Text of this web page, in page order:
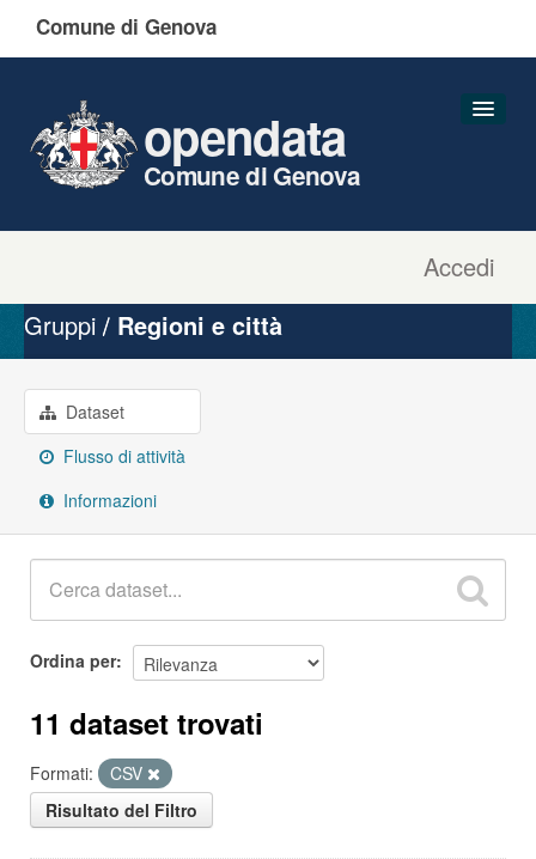
Comune di Genova
Accedi
opendata
Comune di Genova
Organizzazioni
Gruppi
Informazioni
Gruppi Regioni e città
Dataset
Flusso di attività
Informazioni
Ordina per
11 dataset trovati
Formati:
CSV
Risultato del Filtro